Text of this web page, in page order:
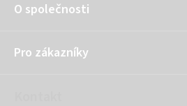
O společnosti
Pro zákazníky